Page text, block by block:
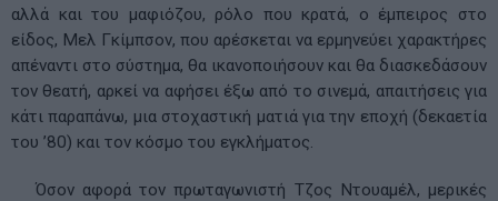
αλλά και του μαφιόζου, ρόλο που κρατά, ο έμπειρος στο
είδος, Μελ Γκίμπσον, που αρέσκεται να ερμηνεύει χαρακτήρες
απέναντι στο σύστημα, θα ικανοποιήσουν και θα διασκεδάσουν
τον θεατή, αρκεί να αφήσει έξω από το σινεμά, απαιτήσεις για
κάτι παραπάνω, μια στοχαστική ματιά για την εποχή (δεκαετία
του ’80) και τον κόσμο του εγκλήματος.
Όσον αφορά τον πρωταγωνιστή Τζος Ντουαμέλ, μερικές